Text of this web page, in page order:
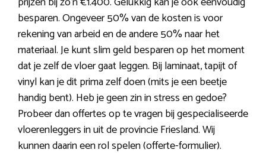
besparen. Ongeveer 50% van de kosten is voor
rekening van arbeid en de andere 50% naar het
materiaal. Je kunt slim geld besparen op het moment
dat je zelf de vloer gaat leggen. Bij laminaat, tapijt of
vinyl kan je dit prima zelf doen (mits je een beetje
handig bent). Heb je geen zin in stress en gedoe?
Probeer dan offertes op te vragen bij gespecialiseerde
vloerenleggers in uit de provincie Friesland. Wij
kunnen daarin een rol spelen (offerte-formulier).